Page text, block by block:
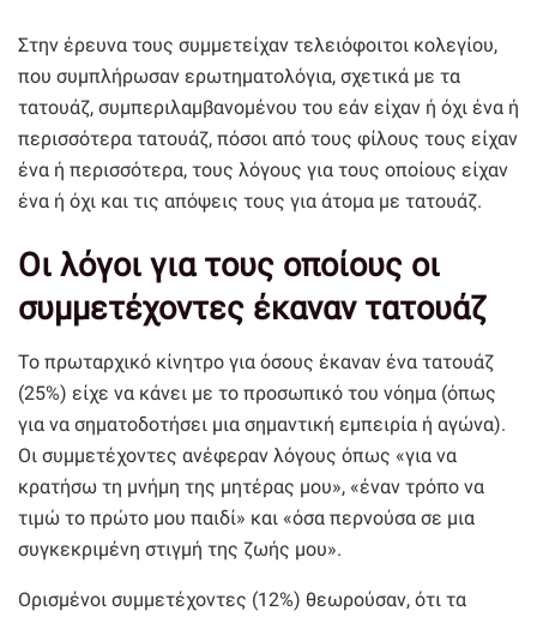
Στην έρευνα τους συμμετείχαν τελειόφοιτοι κολεγίου,
που συμπλήρωσαν ερωτηματολόγια, σχετικά με τα
τατουάζ, συμπεριλαμβανομένου του εάν είχαν ή όχι ένα ή
περισσότερα τατουάζ, πόσοι από τους φίλους τους είχαν
ένα ή περισσότερα, τους λόγους για τους οποίους είχαν
ένα ή όχι και τις απόψεις τους για άτομα με τατουάζ.
Οι λόγοι για τους οποίους οι
συμμετέχοντες έκαναν τατουάζ
Το πρωταρχικό κίνητρο για όσους έκαναν ένα τατουάζ
(25%) είχε να κάνει με το προσωπικό του νόημα (όπως
για να σηματοδοτήσει μια σημαντική εμπειρία ή αγώνα).
Οι συμμετέχοντες ανέφεραν λόγους όπως «για να
κρατήσω τη μνήμη της μητέρας μου», «έναν τρόπο να
τιμώ το πρώτο μου παιδί» και «όσα περνούσα σε μια
συγκεκριμένη στιγμή της ζωής μου».
Ορισμένοι συμμετέχοντες (12%) θεωρούσαν, ότι τα